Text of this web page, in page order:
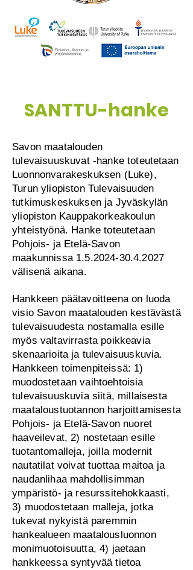
SANTTU-hanke
Savon maatalouden
tulevaisuuskuvat -hanke toteutetaan
Luonnonvarakeskuksen (Luke),
Turun yliopiston Tulevaisuuden
tutkimuskeskuksen ja Jyväskylän
yliopiston Kauppakorkeakoulun
yhteistyönä. Hanke toteutetaan
Pohjois- ja Etelä-Savon
maakunnissa 1.5.2024-30.4.2027
välisenä aikana.
Hankkeen päätavoitteena on luoda
visio Savon maatalouden kestävästä
tulevaisuudesta nostamalla esille
myös valtavirrasta poikkeavia
skenaarioita ja tulevaisuuskuvia.
Hankkeen toimenpiteissä: 1)
muodostetaan vaihtoehtoisia
tulevaisuuskuvia siitä, millaisesta
maataloustuotannon harjoittamisesta
Pohjois- ja Etelä-Savon nuoret
haaveilevat, 2) nostetaan esille
tuotantomalleja, joilla modernit
nautatilat voivat tuottaa maitoa ja
naudanlihaa mahdollisimman
ympäristö- ja resurssitehokkaasti,
3) muodostetaan malleja, jotka
tukevat nykyistä paremmin
hankealueen maatalousluonnon
monimuotoisuutta, 4) jaetaan
hankkeessa syntyvää tietoa